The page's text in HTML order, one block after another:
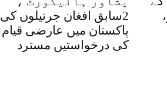
2سابق افغان جرنیلوں کی
پاکستان میں عارضی قیام
کی درخواستیں مسترد